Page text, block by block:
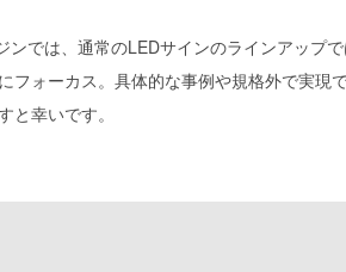
では、通常のLEDサインのラインアップ
フォーカス。具体的な事例や規格外で実現
と幸いです。